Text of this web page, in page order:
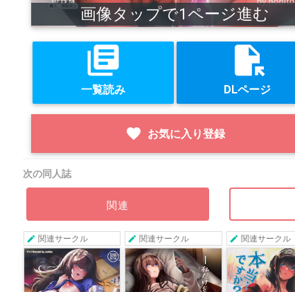
画像タップで1ページ進む
library_books
一覧読み
file_open
DLページ
favorite お気に入り登録
次の同人誌
関連
関連サークル 関連サークル 関連サークル